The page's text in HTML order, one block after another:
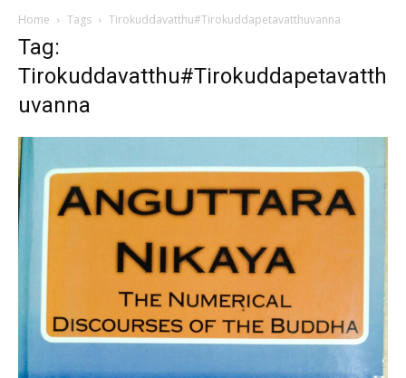
Home Tags Tirokuddavatthu#Tirokuddapetavatthuvanna
Tag:
Tirokuddavatthu#Tirokuddapetavatth
uvanna